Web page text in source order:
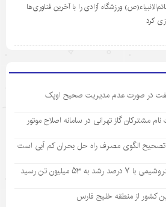
ورزشگاه آزادی را با آخرین فناوری‌ها
کرد
در صورت عدم مدیریت صحیح اوپک
تصحیح الگوی مصرف راه حل بحران کم آبی است